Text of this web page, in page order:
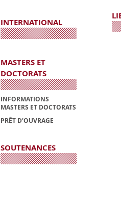
INTERNATIONAL
MASTERS ET
DOCTORATS
INFORMATIONS
MASTERS ET DOCTORATS
PRÊT D'OUVRAGE
SOUTENANCES